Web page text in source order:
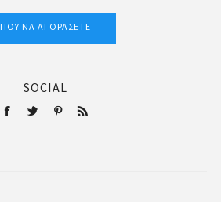
ΠΟΎ ΝΑ ΑΓΟΡΆΣΕΤΕ
SOCIAL